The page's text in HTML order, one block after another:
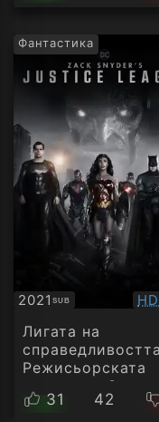
Фантастика
2021SUB
Субтитри
Лигата на
Режисьорската
версия на Зак
Снайдър
31 42